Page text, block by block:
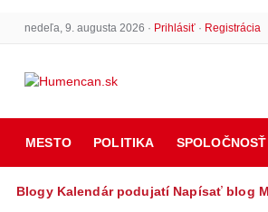
nedeľa, 9. augusta 2026 · Prihlásiť· Registrácia
MESTO POLITIKA SPOLOČNOSŤ
Blogy Kalendár podujatí Napísať blog